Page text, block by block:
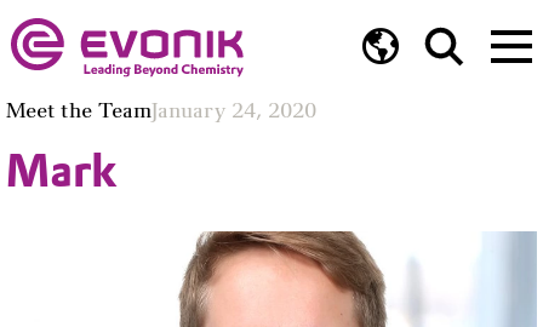
Meet the TeamJanuary 24, 2020
Mark